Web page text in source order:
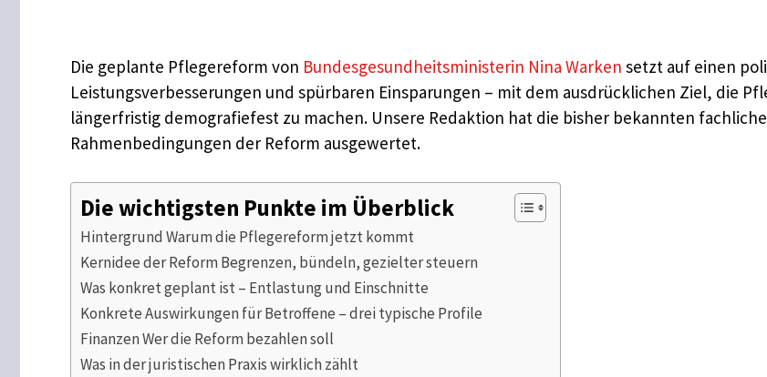
Die geplante Pflegereform von Bundesgesundheitsministerin Nina Warken setzt auf einen
Leistungsverbesserungen und spürbaren Einsparungen – mit dem ausdrücklichen Ziel, die
längerfristig demografiefest zu machen. Unsere Redaktion hat die bisher bekannten
Rahmenbedingungen der Reform ausgewertet.
Die wichtigsten Punkte im Überblick
Hintergrund Warum die Pflegereform jetzt kommt
Kernidee der Reform Begrenzen, bündeln, gezielter steuern
Was konkret geplant ist – Entlastung und Einschnitte
Konkrete Auswirkungen für Betroffene – drei typische Profile
Finanzen Wer die Reform bezahlen soll
Was in der juristischen Praxis wirklich zählt